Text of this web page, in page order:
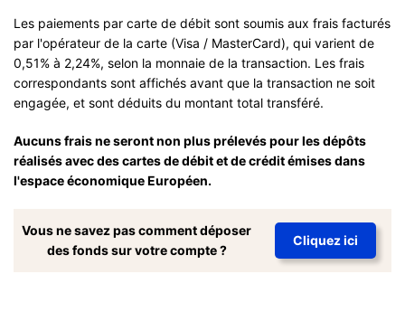
Les paiements par carte de débit sont soumis aux frais facturés
par l'opérateur de la carte (Visa / MasterCard), qui varient de
0,51% à 2,24%, selon la monnaie de la transaction. Les frais
correspondants sont affichés avant que la transaction ne soit
engagée, et sont déduits du montant total transféré.
Aucuns frais ne seront non plus prélevés pour les dépôts
réalisés avec des cartes de débit et de crédit émises dans
l'espace économique Européen.
Vous ne savez pas comment déposer
des fonds sur votre compte ?
Cliquez ici